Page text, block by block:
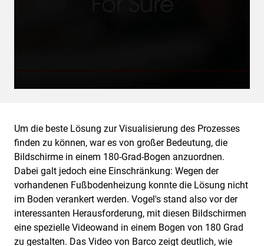
Um die beste Lösung zur Visualisierung des Prozesses
finden zu können, war es von großer Bedeutung, die
Bildschirme in einem 180-Grad-Bogen anzuordnen.
Dabei galt jedoch eine Einschränkung: Wegen der
vorhandenen Fußbodenheizung konnte die Lösung nicht
im Boden verankert werden. Vogel's stand also vor der
interessanten Herausforderung, mit diesen Bildschirmen
eine spezielle Videowand in einem Bogen von 180 Grad
zu gestalten. Das Video von Barco zeigt deutlich, wie